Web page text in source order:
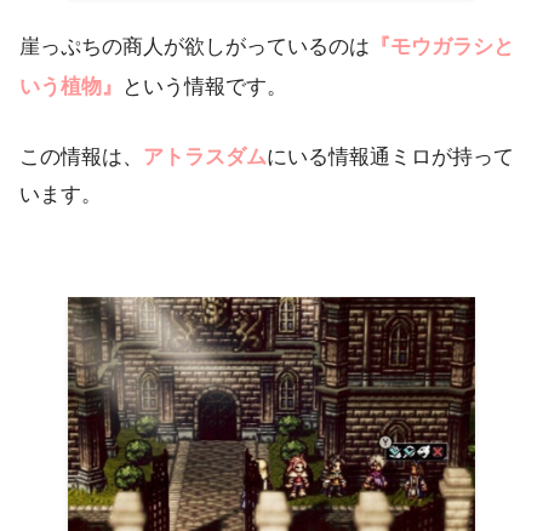
崖っぷちの商人が欲しがっているのは 『モウガラシと
いう植物』 という情報です。
この情報は、 アトラスダムにいる情報通ミロが持って
います。